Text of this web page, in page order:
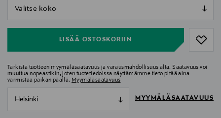
LISÄÄ OSTOSKORIIN
Tarkista tuotteen myymäläsaatavuus ja varausmahdollisuus alta. Saatavuus voi
muuttua nopeastikin, joten tuotetiedoissa näyttämämme tieto pitää aina
varmistaa paikan päällä. Myymäläsaatavuus
Helsinki MYYMÄLÄSAATAVUUS